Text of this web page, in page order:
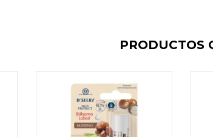
PRODUCTOS